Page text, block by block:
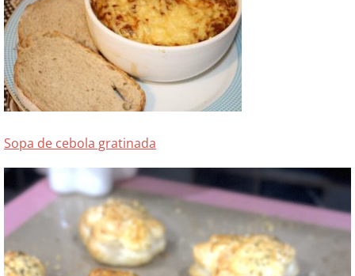
Sopa de cebola gratinada